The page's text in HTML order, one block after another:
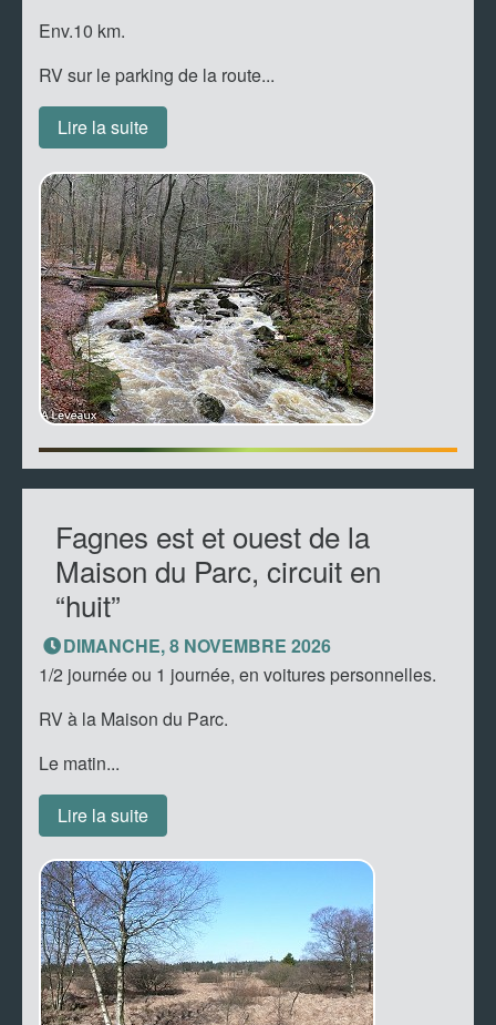
Env.10 km.
RV sur le parking de la route...
Lire la suite
Fagnes est et ouest de la
Maison du Parc, circuit en
“huit”
DIMANCHE, 8 NOVEMBRE 2026
1/2 journée ou 1 journée, en voitures personnelles.
RV à la Maison du Parc.
Le matin...
Lire la suite